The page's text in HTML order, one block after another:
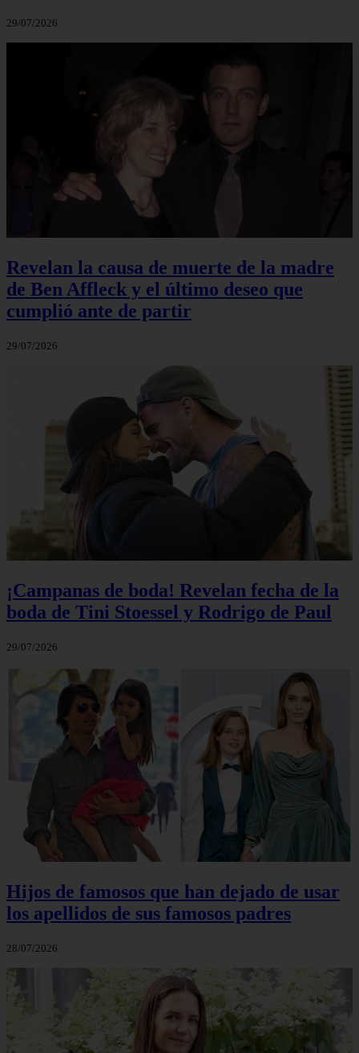
29/07/2026
Revelan la causa de muerte de la madre
de Ben Affleck y el último deseo que
cumplió ante de partir
29/07/2026
¡Campanas de boda! Revelan fecha de la
boda de Tini Stoessel y Rodrigo de Paul
29/07/2026
Hijos de famosos que han dejado de usar
los apellidos de sus famosos padres
28/07/2026